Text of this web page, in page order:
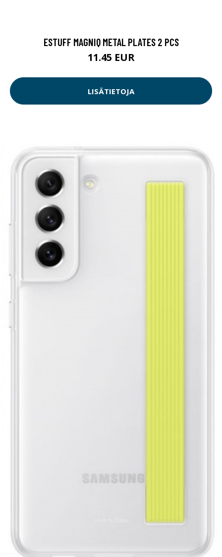
ESTUFF MAGNIQ METAL PLATES 2 PCS
11.45 EUR
LISÄTIETOJA